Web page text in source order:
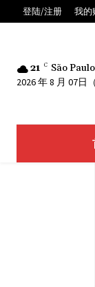
登陆/注册 我的
21 C São Paulo
2026 年 8 月 07日